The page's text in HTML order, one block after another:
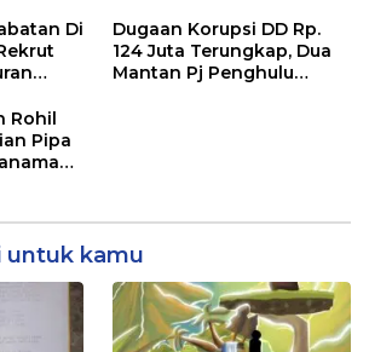
Panipahan
Di
Dugaan Korupsi DD Rp.
124 Juta Terungkap, Dua
Mantan Pj Penghulu
Rohil
Pipa
untuk kamu